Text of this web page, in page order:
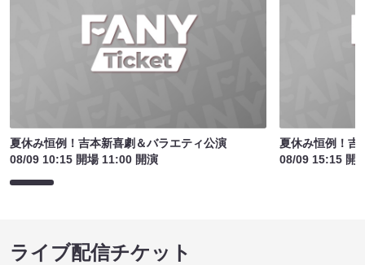
夏休み恒例！吉本新喜劇＆バラエティ公演
08/09 10:15 開場 11:00 開演
夏休み恒例！吉
08/09 15:15 開
ライブ配信チケット